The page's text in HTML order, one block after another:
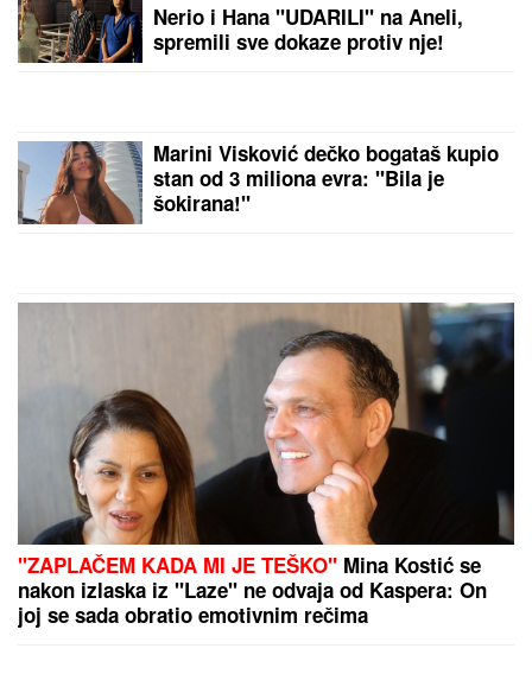
Nerio i Hana "UDARILI" na Aneli,
spremili sve dokaze protiv nje!
Marini Visković dečko bogataš kupio
stan od 3 miliona evra: "Bila je
šokirana!"
"ZAPLAČEM KADA MI JE TEŠKO" Mina Kostić se
nakon izlaska iz "Laze" ne odvaja od Kaspera: On
joj se sada obratio emotivnim rečima